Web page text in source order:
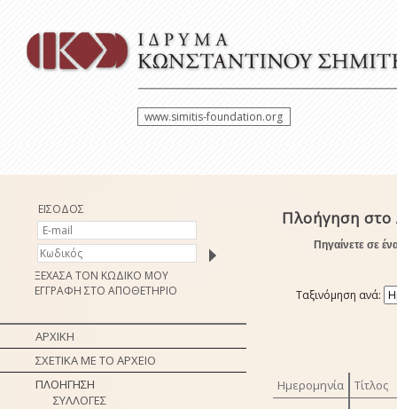
www.simitis-foundation.org
ΕΙΣΟΔΟΣ
ΞΕΧΑΣΑ ΤΟΝ ΚΩΔΙΚΟ ΜΟΥ
ΕΓΓΡΑΦΗ ΣΤΟ ΑΠΟΘΕΤΗΡΙΟ
ΑΡΧΙΚΗ
ΣΧΕΤΙΚΑ ΜΕ ΤΟ ΑΡΧΕΙΟ
ΠΛΟΗΓΗΣΗ
ΣΥΛΛΟΓΕΣ
Πλοήγηση
Πηγαίνετε σε
Ταξινόμηση ανά:
Ημερομηνία Τίτλος